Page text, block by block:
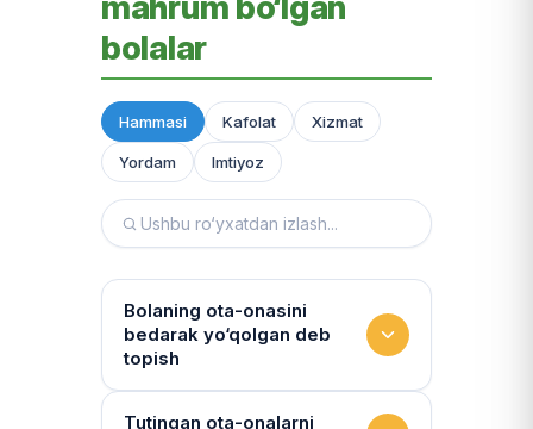
bolalar
Hammasi Kafolat Xizmat
Yordam Imtiyoz
Bolaning ota-onasini
bedarak yo‘qolgan deb
topish
Hujjatlarni tiklash xizmati
Tutingan ota-onalarni